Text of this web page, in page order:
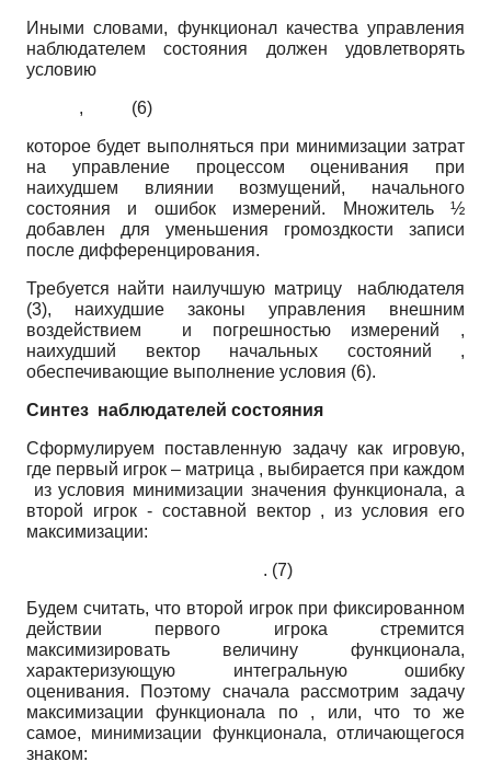
Иными словами, функционал качества управления
наблюдателем состояния должен удовлетворять
условию
, (6)
которое будет выполняться при минимизации затрат
на управление процессом оценивания при
наихудшем влиянии возмущений, начального
состояния и ошибок измерений. Множитель ½
добавлен для уменьшения громоздкости записи
после дифференцирования.
Требуется найти наилучшую матрицу наблюдателя
(3), наихудшие законы управления внешним
воздействием и погрешностью измерений ,
наихудший вектор начальных состояний ,
обеспечивающие выполнение условия (6).
Синтез наблюдателей состояния
Сформулируем поставленную задачу как игровую,
где первый игрок – матрица , выбирается при каждом
из условия минимизации значения функционала, а
второй игрок ‑ составной вектор , из условия его
максимизации:
. (7)
Будем считать, что второй игрок при фиксированном
действии первого игрока стремится
максимизировать величину функционала,
характеризующую интегральную ошибку
оценивания. Поэтому сначала рассмотрим задачу
максимизации функционала по , или, что то же
самое, минимизации функционала, отличающегося
знаком: